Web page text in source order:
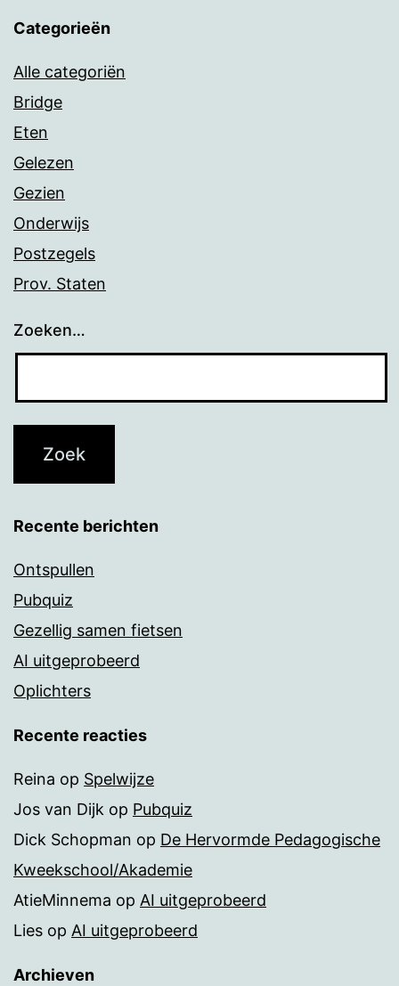
Categorieën
Alle categoriën
Bridge
Eten
Gelezen
Gezien
Onderwijs
Postzegels
Prov. Staten
Zoeken…
Recente berichten
Ontspullen
Pubquiz
Gezellig samen fietsen
AI uitgeprobeerd
Oplichters
Recente reacties
Reina op Spelwijze
Jos van Dijk op Pubquiz
Dick Schopman op De Hervormde Pedagogische
Kweekschool/Akademie
AtieMinnema op AI uitgeprobeerd
Lies op AI uitgeprobeerd
Archieven